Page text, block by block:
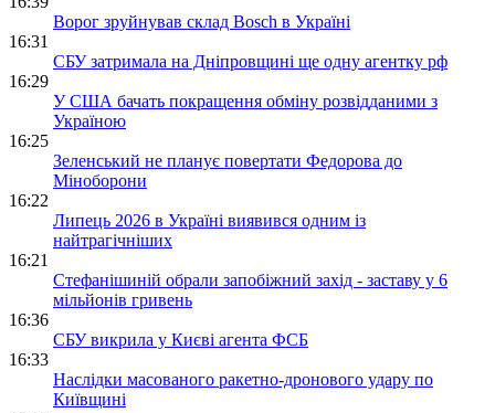
Ворог зруйнував склад Bosch в Україні
16:31
СБУ затримала на Дніпровщині ще одну агентку рф
16:29
У США бачать покращення обміну розвідданими з
Україною
16:25
Зеленський не планує повертати Федорова до
Міноборони
16:22
Липець 2026 в Україні виявився одним із
найтрагічніших
16:21
Стефанішиній обрали запобіжний захід - заставу у 6
мільйонів гривень
16:36
СБУ викрила у Києві агента ФСБ
16:33
Наслідки масованого ракетно-дронового удару по
Київщині